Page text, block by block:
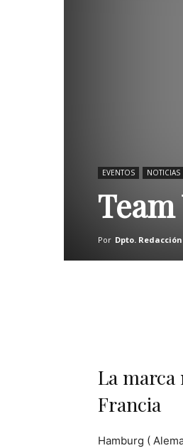
EVENTOS NOTICIAS
Por Dpto.
La
Francia
Hamburg (